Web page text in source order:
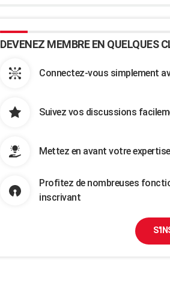
DEVENEZ MEMBRE EN QUELQUES
Connectez-vous simplement
Suivez vos discussions
Mettez en avant votre
Profitez de nombreuses
inscrivant